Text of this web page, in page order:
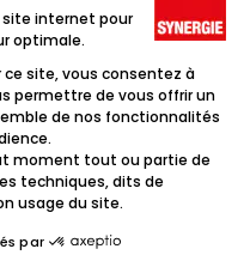
Youtube